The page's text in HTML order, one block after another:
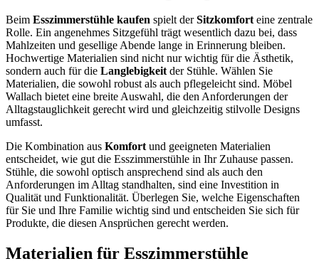
Beim Esszimmerstühle kaufen spielt derSitzkomfort eine zentrale
Rolle. Ein angenehmes Sitzgefühl trägt wesentlich dazu bei, dass
Mahlzeiten und gesellige Abende lange in Erinnerung bleiben.
Hochwertige Materialien sind nicht nur wichtig für die Ästhetik,
sondern auch für die Langlebigkeit der Stühle. Wählen Sie
Materialien, die sowohl robust als auch pflegeleicht sind. Möbel
Wallach bietet eine breite Auswahl, die den Anforderungen der
Alltagstauglichkeit gerecht wird und gleichzeitig stilvolle Designs
umfasst.
Die Kombination aus Komfort und geeigneten Materialien
entscheidet, wie gut die Esszimmerstühle in Ihr Zuhause passen.
Stühle, die sowohl optisch ansprechend sind als auch den
Anforderungen im Alltag standhalten, sind eine Investition in
Qualität und Funktionalität. Überlegen Sie, welche Eigenschaften
für Sie und Ihre Familie wichtig sind und entscheiden Sie sich für
Produkte, die diesen Ansprüchen gerecht werden.
Materialien für Esszimmerstühle